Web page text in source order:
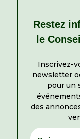
Restez
le
Inscrivez-
newsletter
pour un
des